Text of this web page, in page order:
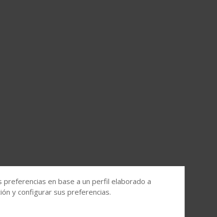
en base a un perfil elaborado a
y configurar sus preferencias.